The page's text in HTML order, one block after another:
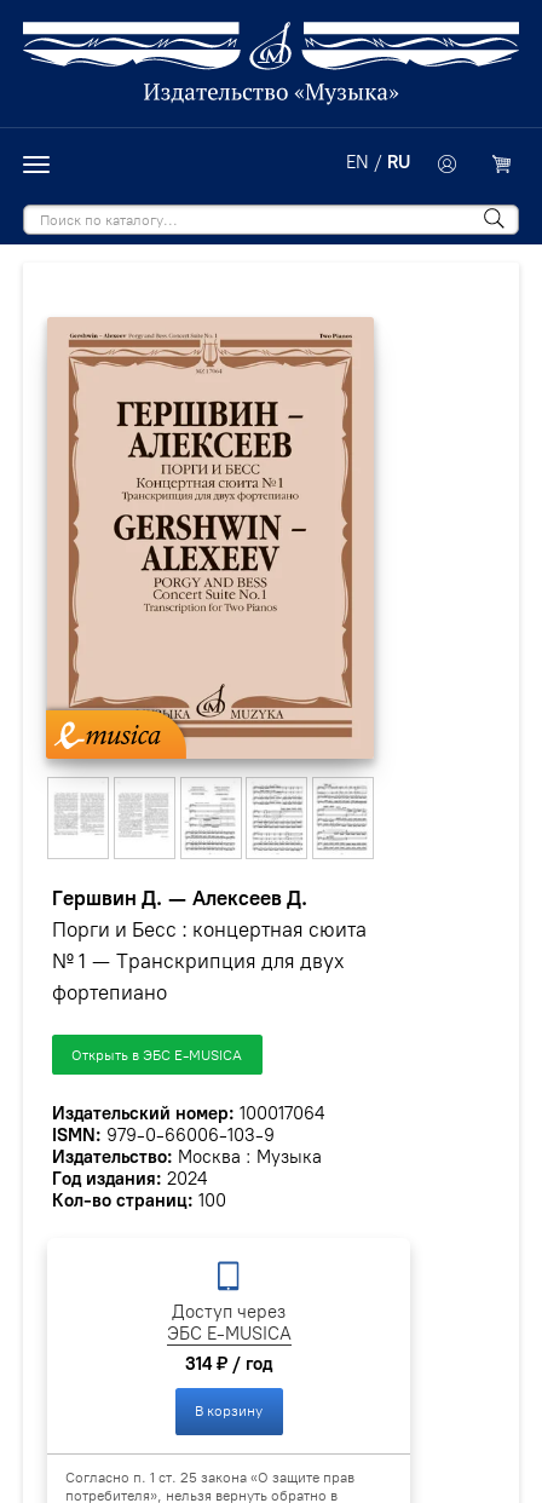
EN / RU
Гершвин Д. — Алексеев Д.
Порги и Бесс : концертная сюита
№ 1 — Транскрипция для двух
фортепиано
Открыть в ЭБС E-MUSICA
Издательский номер: 100017064
ISMN: 979-0-66006-103-9
Издательство: Москва : Музыка
Год издания: 2024
Кол-во страниц: 100
Доступ через
ЭБС E-MUSICA
314 ₽ / год
В корзину
Согласно п. 1 ст. 25 закона «О защите прав
потребителя», нельзя вернуть обратно в